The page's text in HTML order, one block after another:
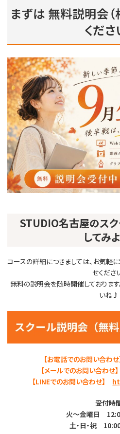
まずは 無料説明会（
くださ
STUDIO名古屋のス
してみよ
コースの詳細につきましては、お気軽
せくださ
無料の説明会を随時開催しております
いね♪
【お電話でのお問い合わ
【メールでのお問い合わせ】
【LINEでのお問い合わせ】
受付時
火～金曜日
土・日・祝